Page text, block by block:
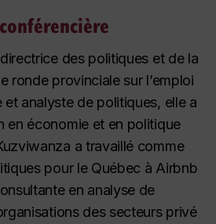
des politiques et de la
ronde provinciale sur l’emploi
et analyste de politiques, elle a
en économie et en politique
a travaillé comme
pour le Québec à Airbnb
en analyse de
des secteurs privé